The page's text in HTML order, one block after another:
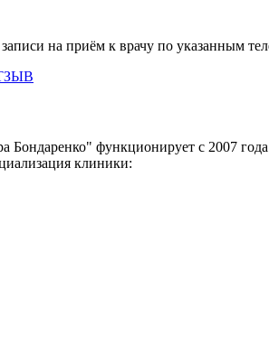
на приём к врачу по указанным
Бондаренко" функционирует с 2007
клиники: